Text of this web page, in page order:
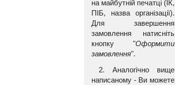
на майбутній печатці (ІК,
ПІБ, назва організації).
Для завершення
замовлення натисніть
кнопку "Оформити
замовлення".
2. Аналогічно вище
написаному - Ви можете